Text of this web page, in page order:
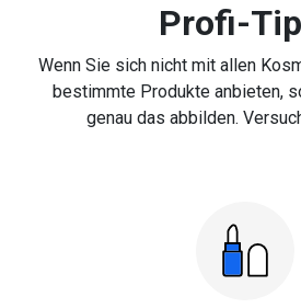
Profi-
Wenn Sie sich nicht mit allen
bestimmte Produkte anbieten,
genau das abbilden.